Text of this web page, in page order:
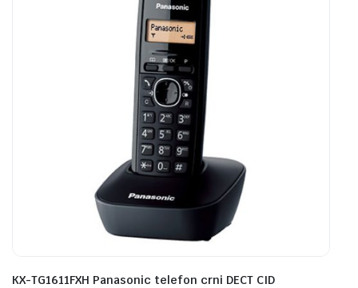
KX-TG1611FXH Panasonic telefon crni DECT CID